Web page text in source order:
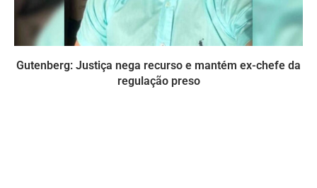
Gutenberg: Justiça nega recurso e mantém ex-chefe da
regulação preso